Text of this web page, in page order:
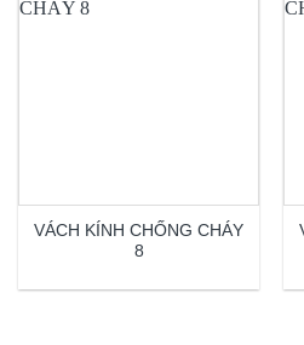
VÁCH KÍNH CHỐNG CHÁY
8